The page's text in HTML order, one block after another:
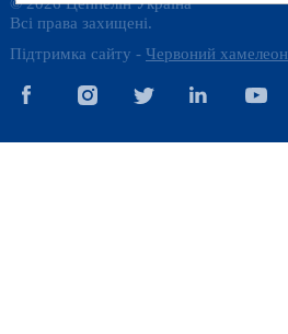
Всі права захищені.
Підтримка сайту - Червоний хамелеон